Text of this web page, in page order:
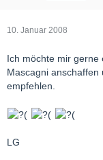
10. Januar 2008
Ich möchte mir gerne
Mascagni
empfehlen.
LG